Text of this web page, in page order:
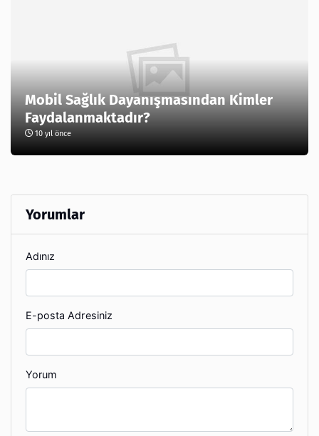
Mobil Sağlık Dayanışmasından Kimler
Faydalanmaktadır?
10 yıl önce
Yorumlar
Adınız
E-posta Adresiniz
Yorum